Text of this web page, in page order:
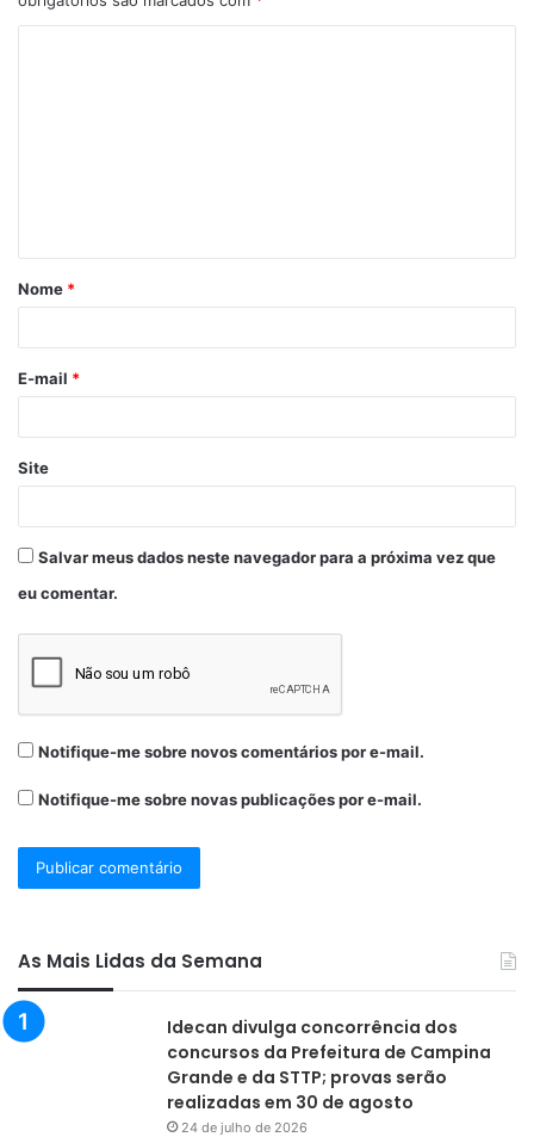
Monte Horebe
Nome *
E-mail *
Site
Salvar meus dados neste navegador para a próxima vez que
eu comentar.
Notifique-me sobre novos comentários por e-mail.
Notifique-me sobre novas publicações por e-mail.
As Mais Lidas da Semana
Idecan divulga concorrência dos
concursos da Prefeitura de Campina
Grande e da STTP; provas serão
realizadas em 30 de agosto
24 de julho de 2026